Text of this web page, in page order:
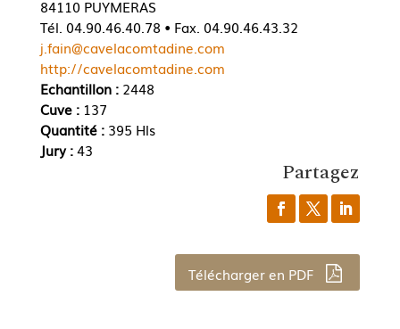
84110 PUYMERAS
Tél. 04.90.46.40.78 • Fax. 04.90.46.43.32
j.fain@cavelacomtadine.com
http://cavelacomtadine.com
Echantillon :2448
Cuve : 137
Quantité : 395 Hls
Jury :43
Partagez
Télécharger en PDF